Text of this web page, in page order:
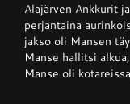
Alajärven Ankkurit
perjantaina
jakso oli Mansen
Manse hallitsi
Manse oli